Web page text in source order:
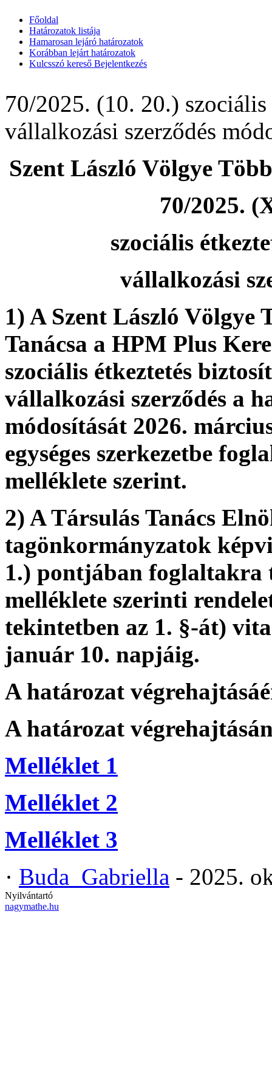
Főoldal
Határozatok listája
Hamarosan lejáró határozatok
Korábban lejárt határozatok
Kulcsszó kereső Bejelentkezés
70/2025. (10. 20.)
vállalkozási szerződés
Szent László Völgye
70/2025.
szociális
vállalkozási
1) A Szent László Völgye
Tanácsa a HPM Plus
szociális étkeztetés
vállalkozási szerződés a
módosítását 2026.
egységes szerkezetbe
melléklete szerint.
2) A Társulás Tanács
tagönkormányzatok
1.) pontjában foglaltakra
melléklete szerinti
tekintetben az 1. §-át)
január 10. napjáig.
A határozat
A határozat
Melléklet 1
Melléklet 2
Melléklet 3
· Buda_Gabriella - 2025.
Nyilvántartó
nagymathe.hu